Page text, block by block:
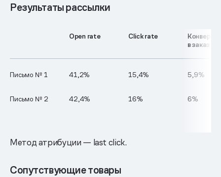
Результаты рассылки
Open rate Click rate
в заказ
Письмо № 1 41,2% 15,4% 5,9%
Письмо № 2 42,4% 16% 6%
Метод атрибуции — last click.
Сопутствующие товары